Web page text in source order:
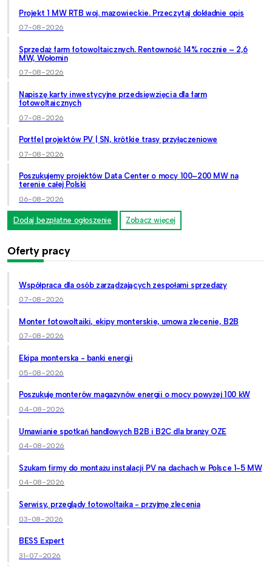
Projekt 1 MW RTB woj. mazowieckie. Przeczytaj dokładnie opis
07-08-2026
Sprzedaż farm fotowoltaicznych. Rentowność 14% rocznie – 2,6
MW, Wołomin
07-08-2026
Napiszę karty inwestycyjne przedsięwzięcia dla farm
fotowoltaicznych
07-08-2026
Portfel projektów PV | SN, krótkie trasy przyłączeniowe
07-08-2026
Poszukujemy projektów Data Center o mocy 100–200 MW na
terenie całej Polski
06-08-2026
Dodaj bezpłatne ogłoszenie Zobacz więcej
Oferty pracy
Współpraca dla osób zarządzających zespołami sprzedaży
07-08-2026
Monter fotowoltaiki, ekipy monterskie, umowa zlecenie, B2B
07-08-2026
Ekipa monterska - banki energii
05-08-2026
Poszukuję monterów magazynów energii o mocy powyżej 100 kW
04-08-2026
Umawianie spotkań handlowych B2B i B2C dla branży OZE
04-08-2026
Szukam firmy do montażu instalacji PV na dachach w Polsce 1-5 MW
04-08-2026
Serwisy, przeglądy fotowoltaika - przyjmę zlecenia
03-08-2026
BESS Expert
31-07-2026